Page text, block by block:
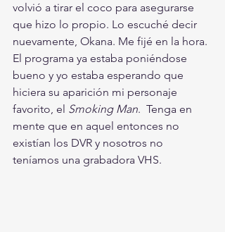
volvió a tirar el coco para asegurarse
que hizo lo propio. Lo escuché decir
nuevamente, Okana. Me fijé en la hora.
El programa ya estaba poniéndose
bueno y yo estaba esperando que
hiciera su aparición mi personaje
favorito, el Smoking Man.  Tenga en
mente que en aquel entonces no
existían los DVR y nosotros no
teníamos una grabadora VHS.